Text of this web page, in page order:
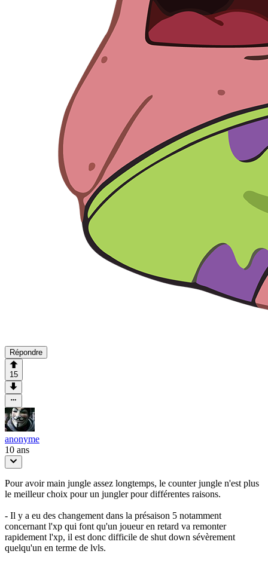
Répondre
15
anonyme
10 ans
Pour avoir main jungle assez longtemps, le counter jungle n'est plus
le meilleur choix pour un jungler pour différentes raisons.
- Il y a eu des changement dans la présaison 5 notamment
concernant l'xp qui font qu'un joueur en retard va remonter
rapidement l'xp, il est donc difficile de shut down sévèrement
quelqu'un en terme de lvls.